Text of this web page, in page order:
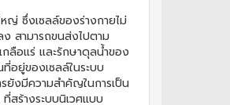
หญ่ ซึ่งเซลล์ของร่างกายไม่
ง สามารถขนส่งไปตาม
ลือแร่ และรักษาดุลน้ำของ
อยู่ของเซลล์ในระบบ
ยังมีความสำคัญในการเป็น
สร้างระบบนิเวศแบบ